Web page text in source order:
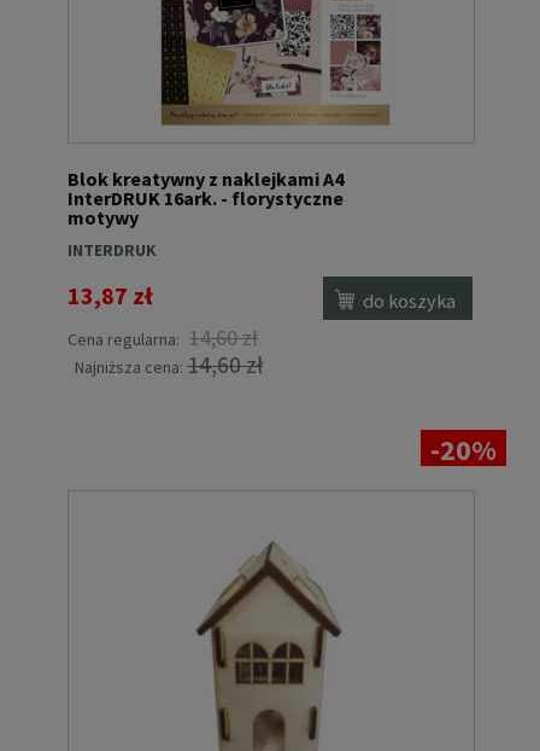
Blok kreatywny z naklejkami A4
InterDRUK 16ark. - florystyczne
motywy
INTERDRUK
13,87 zł
Cena regularna: 14,60 zł
Najniższa cena: 14,60 zł
do koszyka
-20%